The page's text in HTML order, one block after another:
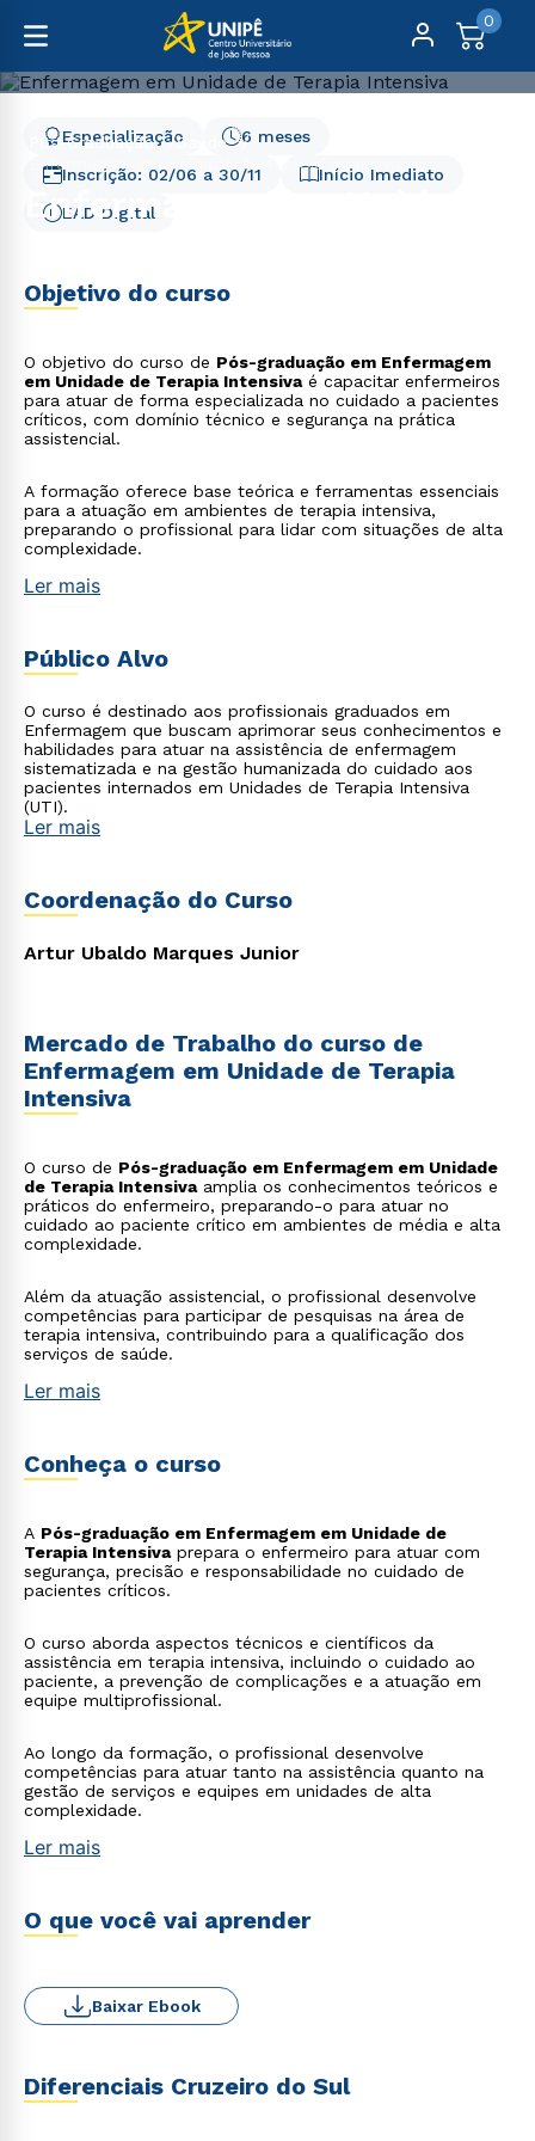
0
Pós-Graduação
Saúde
Enfermagem em Unidade de Terapia Intensiva
Enfermagem em Unidade
Início Imediato
6 meses
Especialização
EAD Digital
Inscrição: 02/06 a 30/11
Objetivo do curso
O objetivo do curso de Pós-graduação em Enfermagem
em Unidade de Terapia Intensivaé capacitar enfermeiros
para atuar de forma especializada no cuidado a pacientes
críticos, com domínio técnico e segurança na prática
assistencial.
A formação oferece base teórica e ferramentas essenciais
para a atuação em ambientes de terapia intensiva,
preparando o profissional para lidar com situações de alta
complexidade.
Ler mais
Público Alvo
O curso é destinado aos profissionais graduados em
Enfermagem que buscam aprimorar seus conhecimentos e
habilidades para atuar na assistência de enfermagem
sistematizada e na gestão humanizada do cuidado aos
pacientes internados em Unidades de Terapia Intensiva
(UTI).
Ler mais
Coordenação do Curso
Artur Ubaldo Marques Junior
Mercado de Trabalho do curso de
Enfermagem em Unidade de Terapia
Intensiva
O curso de Pós-graduação em Enfermagem em Unidade
de Terapia Intensivaamplia os conhecimentos teóricos e
práticos do enfermeiro, preparando-o para atuar no
cuidado ao paciente crítico em ambientes de média e alta
complexidade.
Além da atuação assistencial, o profissional desenvolve
competências para participar de pesquisas na área de
terapia intensiva, contribuindo para a qualificação dos
serviços de saúde.
Ler mais
Conheça o curso
A Pós-graduação em Enfermagem em Unidade de
Terapia Intensivaprepara o enfermeiro para atuar com
segurança, precisão e responsabilidade no cuidado de
pacientes críticos.
O curso aborda aspectos técnicos e científicos da
assistência em terapia intensiva, incluindo o cuidado ao
paciente, a prevenção de complicações e a atuação em
equipe multiprofissional.
Ao longo da formação, o profissional desenvolve
competências para atuar tanto na assistência quanto na
gestão de serviços e equipes em unidades de alta
complexidade.
Ler mais
O que você vai aprender
Baixar Ebook
Diferenciais Cruzeiro do Sul